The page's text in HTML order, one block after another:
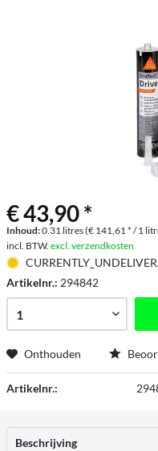
€ 43,90 *
Inhoud:0.31 litres (€ 141,61 * / 1
incl. BTW. excl. verzendkosten
Artikelnr.: 294842
Onthouden
Artikelnr.:
Beschrijving